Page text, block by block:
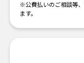
※公費払いのご相談等
ます。